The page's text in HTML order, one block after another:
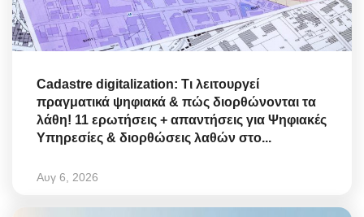
Cadastre digitalization: Τι λειτουργεί
πραγματικά ψηφιακά & πώς διορθώνονται τα
λάθη! 11 ερωτήσεις + απαντήσεις για Ψηφιακές
Υπηρεσίες & διορθώσεις λαθών στο...
Αυγ 6, 2026